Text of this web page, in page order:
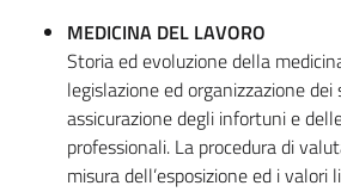
MEDICINA DEL LAVORO
Storia ed evoluzione della
legislazione ed organizzazione
assicurazione degli infortuni e
professionali. La procedura di
misura dell’esposizione ed i valori